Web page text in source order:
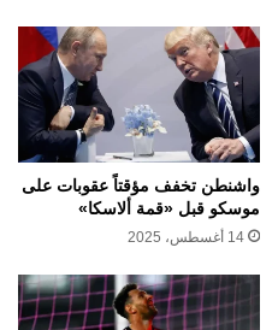
واشنطن تخفف مؤقتاً عقوبات على
موسكو قبل «قمة ألاسكا»
14 أغسطس، 2025